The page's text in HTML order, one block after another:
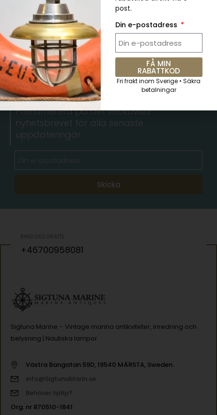
5 % RABATT. Kupongkod:
QKWCM2KC
Prenumerera på det veckovisa
nyhetsbrevet för alla senaste
uppdateringar
Skicka
RING OSS GRATIS
+46700958081
Sigtuna Marine – Vintage marina antikviteter, inredning och
belysning | Nautiska lampor
Västra Bangatan 59D, 19540 MÄRSTA, Sweden.
info@SigtunaMarin.se
Behöver hjälp?
Org. nr 870510-1841
post.
Din e-postadress
FÅ MIN
RABATTKOD
Fri frakt inom Sverige • Säkra
betalningar